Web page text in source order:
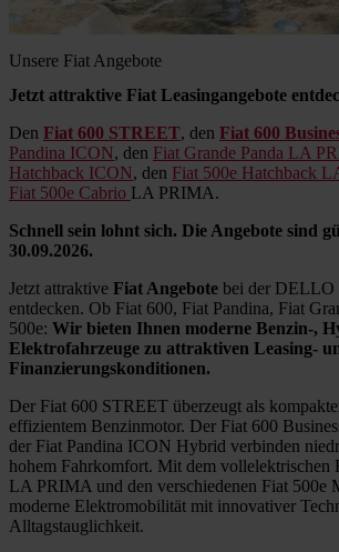
Unsere Fiat Angebote
Jetzt attraktive Fiat Leasingangebote
Den Fiat 600 STREET, den Fiat 600
Pandina ICON, den Fiat Grande Panda LA
Hatchback ICON, den Fiat 500e Hatchback
Fiat 500e Cabrio LA PRIMA.
Schnell sein lohnt sich. Die Angebote sind
30.09.2026.
Jetzt attraktive Fiat Angebote bei der DELLO
entdecken. Ob Fiat 600, Fiat Pandina, Fiat
500e: Wir bieten Ihnen moderne Benzin-,
Elektrofahrzeuge zu attraktiven Leasing-
Finanzierungskonditionen.
Der Fiat 600 STREET überzeugt als
effizientem Benzinmotor. Der Fiat 600
der Fiat Pandina ICON Hybrid verbinden
hohem Fahrkomfort. Mit dem vollelektrischen
LA PRIMA und den verschiedenen Fiat 500e
moderne Elektromobilität mit innovativer
Alltagstauglichkeit.